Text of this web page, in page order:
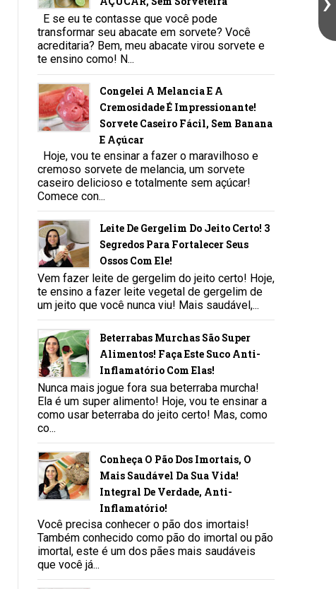
E se eu te contasse que você pode
transformar seu abacate em sorvete? Você
acreditaria? Bem, meu abacate virou sorvete e
te ensino como! N...
Congelei A Melancia E A
Cremosidade É Impressionante!
Sorvete Caseiro Fácil, Sem Banana
E Açúcar
Hoje, vou te ensinar a fazer o maravilhoso e
cremoso sorvete de melancia, um sorvete
caseiro delicioso e totalmente sem açúcar!
Comece con...
Leite De Gergelim Do Jeito Certo! 3
Segredos Para Fortalecer Seus
Ossos Com Ele!
Vem fazer leite de gergelim do jeito certo! Hoje,
te ensino a fazer leite vegetal de gergelim de
um jeito que você nunca viu! Mais saudável,...
Beterrabas Murchas São Super
Alimentos! Faça Este Suco Anti-
Inflamatório Com Elas!
Nunca mais jogue fora sua beterraba murcha!
Ela é um super alimento! Hoje, vou te ensinar a
como usar beterraba do jeito certo! Mas, como
co...
Conheça O Pão Dos Imortais, O
Mais Saudável Da Sua Vida!
Integral De Verdade, Anti-
Inflamatório!
Você precisa conhecer o pão dos imortais!
Também conhecido como pão do imortal ou pão
imortal, este é um dos pães mais saudáveis
que você já...